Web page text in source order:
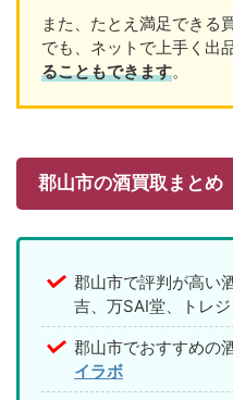
また、たとえ満足できる
でも、ネットで上手く出
ることもできます。
郡山市の酒買取まとめ
郡山市で評判が高い
吉、万SAI堂、トレ
郡山市でおすすめの
イラボ